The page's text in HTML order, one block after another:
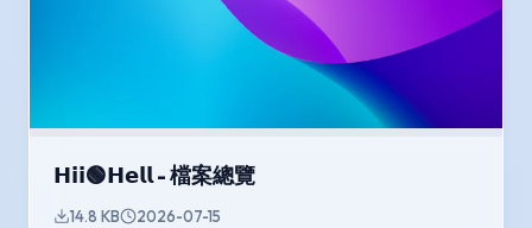
𝗛𝗶𝗶🟢𝗛𝗲𝗹𝗹 - 檔案總覽
14.8 KB 2026-07-15